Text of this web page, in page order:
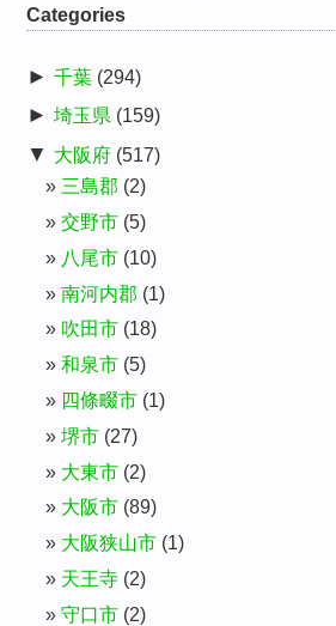
Categories
► 千葉 (294)
► 埼玉県 (159)
▼ 大阪府 (517)
三島郡 (2)
交野市 (5)
八尾市 (10)
南河内郡 (1)
吹田市 (18)
和泉市 (5)
四條畷市 (1)
堺市 (27)
大東市 (2)
大阪市 (89)
大阪狭山市 (1)
天王寺 (2)
守口市 (2)